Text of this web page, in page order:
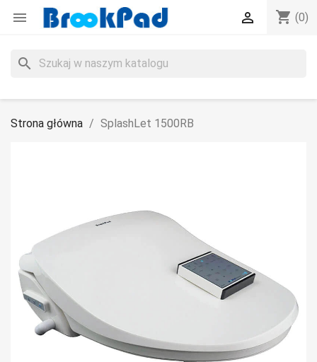
 shopping_cart (0)

search
Strona główna SplashLet 1500RB